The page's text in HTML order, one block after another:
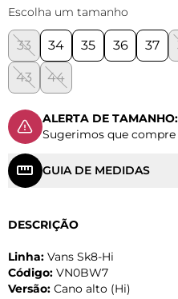
Escolha um tamanho
33 34 35 36 37
43 44
ALERTA DE TAMANHO:
Sugerimos que compre
GUIA DE MEDIDAS
DESCRIÇÃO
Linha: Vans Sk8-Hi
Código: VN0BW7
Versão: Cano alto (Hi)